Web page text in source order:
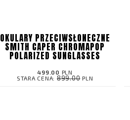
OKULARY PRZECIWSŁONECZNE
SMITH CAPER CHROMAPOP
POLARIZED SUNGLASSES
499.00 PLN
STARA CENA: 899.00PLN